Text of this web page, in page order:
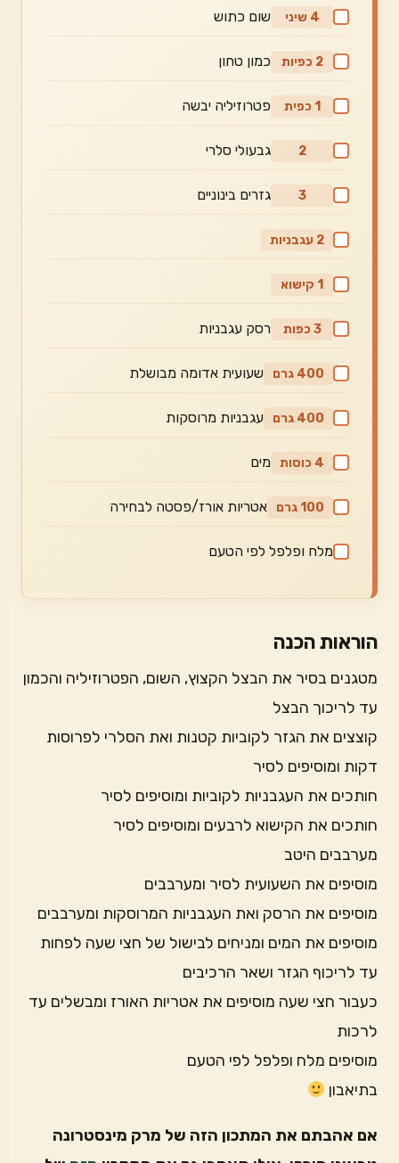
4 שיני שום כתוש
2 כפיות כמון טחון
1 כפית פטרוזיליה יבשה
2 גבעולי סלרי
3 גזרים בינוניים
2 עגבניות
1 קישוא
3 כפות רסק עגבניות
400 גרם שעועית אדומה מבושלת
400 גרם עגבניות מרוסקות
4 כוסות מים
100 גרם אטריות אורז/פסטה לבחירה
מלח ופלפל לפי הטעם
הוראות הכנה
מטגנים בסיר את הבצל הקצוץ, השום, הפטרוזיליה והכמון
עד לריכוך הבצל
קוצצים את הגזר לקוביות קטנות ואת הסלרי לפרוסות
דקות ומוסיפים לסיר
חותכים את העגבניות לקוביות ומוסיפים לסיר
חותכים את הקישוא לרבעים ומוסיפים לסיר
מערבבים היטב
מוסיפים את השעועית לסיר ומערבבים
מוסיפים את הרסק ואת העגבניות המרוסקות ומערבבים
מוסיפים את המים ומניחים לבישול של חצי שעה לפחות
עד לריכוף הגזר ושאר הרכיבים
כעבור חצי שעה מוסיפים את אטריות האורז ומבשלים עד
לרכות
מוסיפים מלח ופלפל לפי הטעם
בתיאבון
אם אהבתם את המתכון הזה של מרק מינסטרונה